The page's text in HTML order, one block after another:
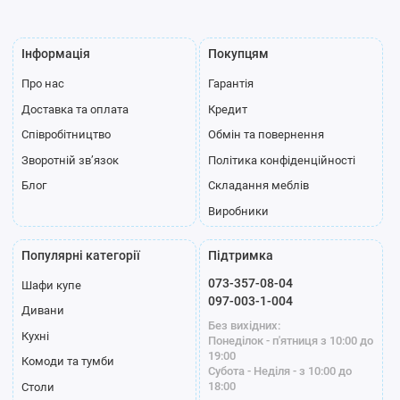
Профіль
Стандарт
Модена білий Модена графіт
Інформація
Про нас
Доставка та оплата
Співробітництво
Зворотній зв’язок
Блог
Покупцям
Гарантія
Кредит
Обмін та повернення
Політика конфіденційності
Складання меблів
Виробники
Популярні категорії
Шафи купе
Дивани
Кухні
Комоди та тумби
Столи
Підтримка
073-357-08-04
097-003-1-004
Без вихідних:
Понеділок - п'ятниця з 10:00 до
19:00
Субота - Неділя - з 10:00 до
18:00